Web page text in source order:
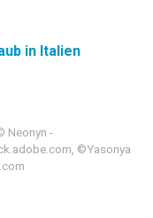
in Italien
Neonyn -
©Yasonya